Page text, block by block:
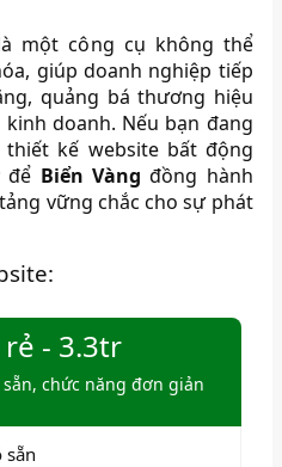
một công cụ không thể
giúp doanh nghiệp tiếp
quảng bá thương hiệu
doanh. Nếu bạn đang
kế website bất động
để Biển Vàng đồng hành
vững chắc cho sự phát
rẻ - 3.3tr
chức năng đơn giản
sẵn